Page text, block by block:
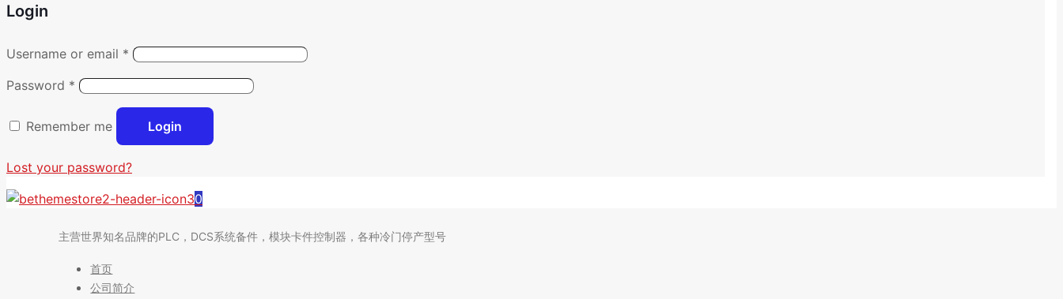
Login
Username or email *
Password *
Remember me Login
Lost your password?
0
主营世界知名品牌的PLC，DCS系统备件，模块卡件控制器，各种冷门停产型号
首页
公司简介